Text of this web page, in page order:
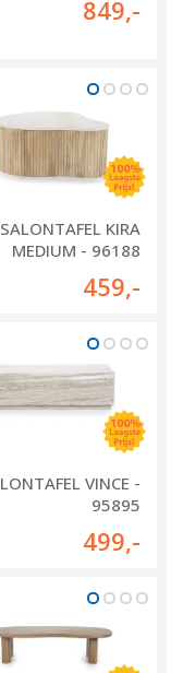
849,-
SALONTAFEL KIRA
MEDIUM - 96188
459,-
VINCE -
95895
499,-